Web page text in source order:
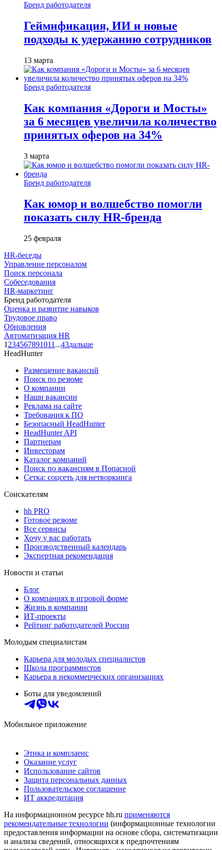
Бренд работодателя
Геймификация, ИИ и новые
подходы к удержанию сотрудников
13 марта
Бренд работодателя
Как компания «Дороги и Мосты»
за 6 месяцев увеличила количество
принятых оферов на 34%
3 марта
Бренд работодателя
Как юмор и волшебство помогли
показать силу HR-бренда
25 февраля
HR-беседы
Управление персоналом
Поиск персонала
Собеседования
HR-маркетинг
Бренд работодателя
Оценка и развитие навыков
Трудовое право
Обновления
Автоматизация HR
1 234567891011 ...43дальше
HeadHunter
Размещение вакансий
Поиск по резюме
О компании
Наши вакансии
Реклама на сайте
Требования к ПО
Безопасный HeadHunter
HeadHunter API
Партнерам
Инвесторам
Каталог компаний
Поиск по вакансиям в Попасной
Сетка: соцсеть для нетворкинга
Соискателям
hh PRO
Готовое резюме
Все сервисы
Хочу у вас работать
Производственный календарь
Экспертная рекомендация
Новости и статьи
Блог
О компаниях в игровой форме
Жизнь в компании
ИТ-проекты
Рейтинг работодателей России
Молодым специалистам
Карьера для молодых специалистов
Школа программистов
Карьера в некоммерческих организациях
Боты для уведомлений
Мобильное приложение
Этика и комплаенс
Оказание услуг
Использование сайтов
Защита персональных данных
Пользовательское соглашение
ИТ аккредитация
На информационном ресурсе hh.ru применяются
рекомендательные технологии (информационные технологии
предоставления информации на основе сбора, систематизации
и анализа сведений, относящихся к предпочтениям